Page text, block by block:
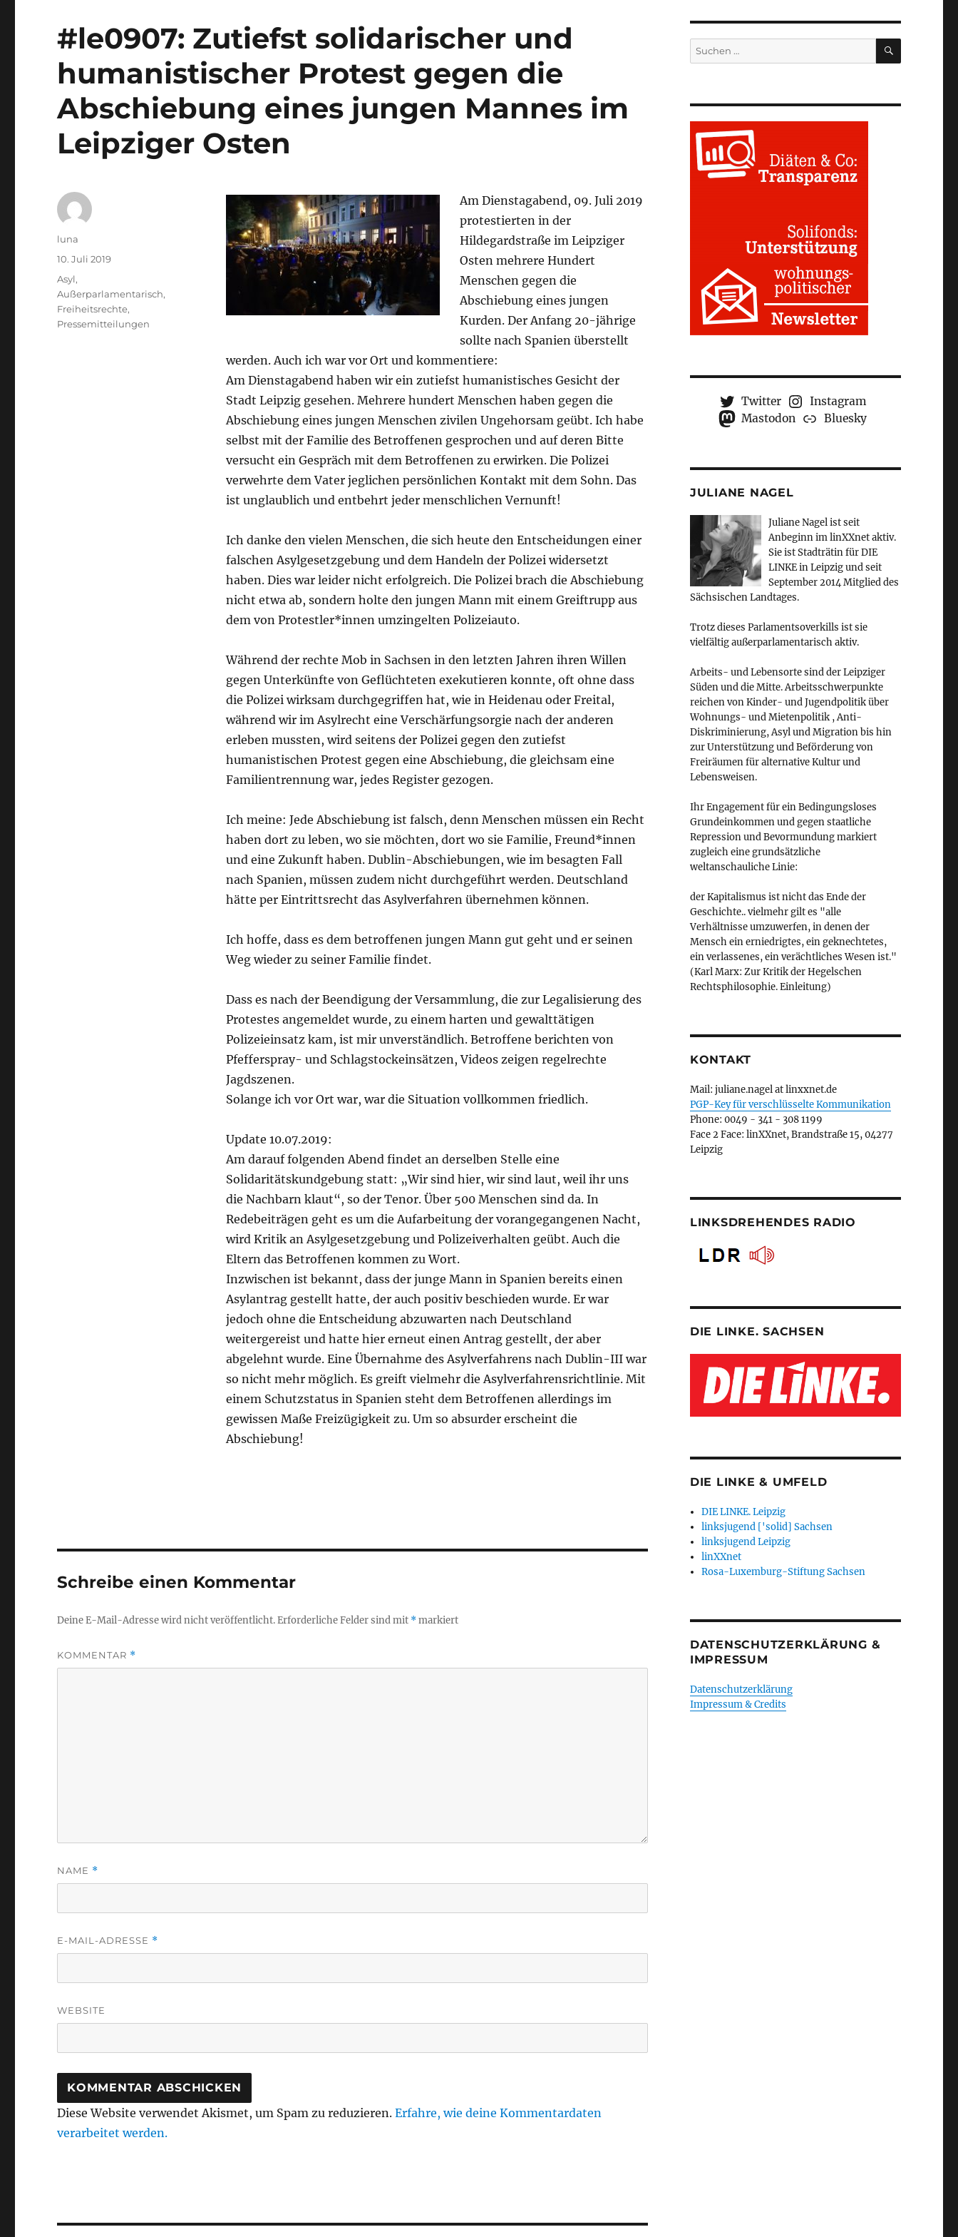
#le0907: Zutiefst solidarischer und
humanistischer Protest gegen die
Abschiebung eines jungen Mannes im
Leipziger Osten
Am Dienstagabend, 09. Juli 2019
protestierten in der
Hildegardstraße im Leipziger
Osten mehrere Hundert
Menschen gegen die
Abschiebung eines jungen
Kurden. Der Anfang 20-jährige
sollte nach Spanien überstellt
werden. Auch ich war vor Ort und kommentiere:
Am Dienstagabend haben wir ein zutiefst humanistisches Gesicht der
Stadt Leipzig gesehen. Mehrere hundert Menschen haben gegen die
Abschiebung eines jungen Menschen zivilen Ungehorsam geübt. Ich habe
selbst mit der Familie des Betroffenen gesprochen und auf deren Bitte
versucht ein Gespräch mit dem Betroffenen zu erwirken. Die Polizei
verwehrte dem Vater jeglichen persönlichen Kontakt mit dem Sohn. Das
ist unglaublich und entbehrt jeder menschlichen Vernunft!
Ich danke den vielen Menschen, die sich heute den Entscheidungen einer
falschen Asylgesetzgebung und dem Handeln der Polizei widersetzt
haben. Dies war leider nicht erfolgreich. Die Polizei brach die Abschiebung
nicht etwa ab, sondern holte den jungen Mann mit einem Greiftrupp aus
dem von Protestler*innen umzingelten Polizeiauto.
Während der rechte Mob in Sachsen in den letzten Jahren ihren Willen
gegen Unterkünfte von Geflüchteten exekutieren konnte, oft ohne dass
die Polizei wirksam durchgegriffen hat, wie in Heidenau oder Freital,
während wir im Asylrecht eine Verschärfungsorgie nach der anderen
erleben mussten, wird seitens der Polizei gegen den zutiefst
humanistischen Protest gegen eine Abschiebung, die gleichsam eine
Familientrennung war, jedes Register gezogen.
Ich meine: Jede Abschiebung ist falsch, denn Menschen müssen ein Recht
haben dort zu leben, wo sie möchten, dort wo sie Familie, Freund*innen
und eine Zukunft haben. Dublin-Abschiebungen, wie im besagten Fall
nach Spanien, müssen zudem nicht durchgeführt werden. Deutschland
hätte per Eintrittsrecht das Asylverfahren übernehmen können.
Ich hoffe, dass es dem betroffenen jungen Mann gut geht und er seinen
Weg wieder zu seiner Familie findet.
Dass es nach der Beendigung der Versammlung, die zur Legalisierung des
Protestes angemeldet wurde, zu einem harten und gewalttätigen
Polizeieinsatz kam, ist mir unverständlich. Betroffene berichten von
Pfefferspray- und Schlagstockeinsätzen, Videos zeigen regelrechte
Jagdszenen.
Solange ich vor Ort war, war die Situation vollkommen friedlich.
Update 10.07.2019:
Am darauf folgenden Abend findet an derselben Stelle eine
Solidaritätskundgebung statt: „Wir sind hier, wir sind laut, weil ihr uns
die Nachbarn klaut“, so der Tenor. Über 500 Menschen sind da. In
Redebeiträgen geht es um die Aufarbeitung der vorangegangenen Nacht,
wird Kritik an Asylgesetzgebung und Polizeiverhalten geübt. Auch die
Eltern das Betroffenen kommen zu Wort.
Inzwischen ist bekannt, dass der junge Mann in Spanien bereits einen
Asylantrag gestellt hatte, der auch positiv beschieden wurde. Er war
jedoch ohne die Entscheidung abzuwarten nach Deutschland
weitergereist und hatte hier erneut einen Antrag gestellt, der aber
abgelehnt wurde. Eine Übernahme des Asylverfahrens nach Dublin-III war
so nicht mehr möglich. Es greift vielmehr die Asylverfahrensrichtlinie. Mit
einem Schutzstatus in Spanien steht dem Betroffenen allerdings im
gewissen Maße Freizügigkeit zu. Um so absurder erscheint die
Abschiebung!
Autor
luna
Veröffentlicht
10. Juli 2019
Kategorien
Asyl,
Außerparlamentarisch,
Freiheitsrechte,
Pressemitteilungen
Schreibe einen Kommentar
Deine E-Mail-Adresse wird nicht veröffentlicht.Erforderliche Felder sind mit *markiert
KOMMENTAR *
NAME *
E-MAIL-ADRESSE *
WEBSITE
Diese Website verwendet Akismet, um Spam zu reduzieren.Erfahre, wie deine Kommentardaten
verarbeitet werden.
Suchen
nach:
SUCHEN
Twitter
Instagram
Mastodon
Bluesky
JULIANE NAGEL
Juliane Nagel ist seit
Anbeginnim linXXnet aktiv.
Sie ist Stadträtin für DIE
LINKE in Leipzig und seit
September 2014 Mitglied des
Sächsischen Landtages.
Trotz dieses Parlamentsoverkills ist sie
vielfältig außerparlamentarisch aktiv.
Arbeits- und Lebensorte sind der Leipziger
Süden und die Mitte. Arbeitsschwerpunkte
reichen von Kinder- und Jugendpolitik über
Wohnungs- und Mietenpolitik , Anti-
Diskriminierung, Asyl und Migration bis hin
zur Unterstützung und Beförderung von
Freiräumen für alternative Kultur und
Lebensweisen.
Ihr Engagement für ein Bedingungsloses
Grundeinkommen und gegen staatliche
Repression und Bevormundung markiert
zugleich eine grundsätzliche
weltanschauliche Linie:
der Kapitalismus ist nicht das Ende der
Geschichte.. vielmehr gilt es "alle
Verhältnisse umzuwerfen, in denen der
Mensch ein erniedrigtes, ein geknechtetes,
ein verlassenes, ein verächtliches Wesen ist."
(Karl Marx: Zur Kritik der Hegelschen
Rechtsphilosophie. Einleitung)
KONTAKT
Mail: juliane.nagel at linxxnet.de
PGP-Key für verschlüsselte Kommunikation
Phone: 0049 - 341 - 308 1199
Face 2 Face: linXXnet, Brandstraße 15, 04277
Leipzig
LINKSDREHENDES RADIO
DIE LINKE. SACHSEN
DIE LINKE & UMFELD
DIE LINKE. Leipzig
linksjugend ['solid] Sachsen
linksjugend Leipzig
linXXnet
Rosa-Luxemburg-Stiftung Sachsen
DATENSCHUTZERKLÄRUNG &
IMPRESSUM
Datenschutzerklärung
Impressum & Credits